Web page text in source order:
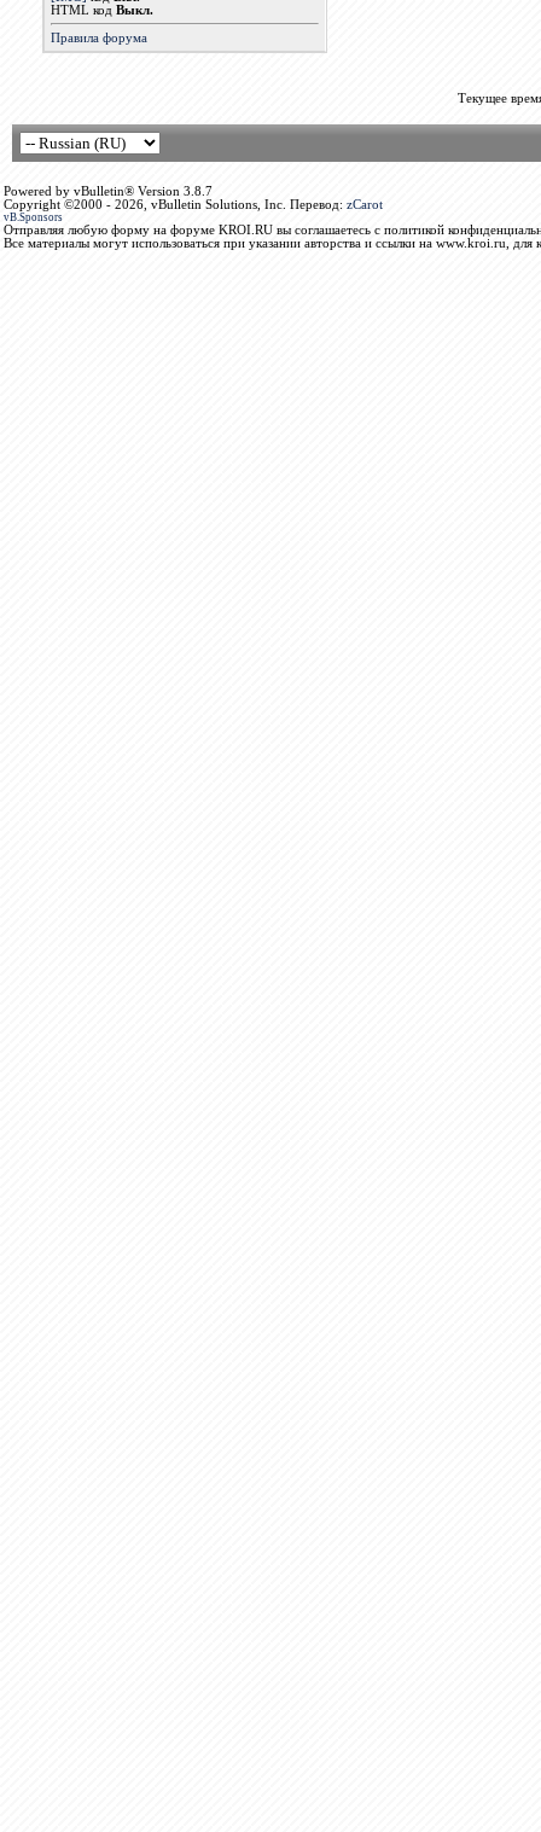
HTML код Выкл.
Правила форума
Текущее
Powered by vBulletin® Version 3.8.7
Copyright ©2000 - 2026, vBulletin Solutions, Inc. Перевод: zCarot
vB.Sponsors
Отправляя любую форму на форуме KROI.RU вы соглашаетесь с политикой
Все материалы могут использоваться при указании авторства и ссылки на www.kroi.ru, для